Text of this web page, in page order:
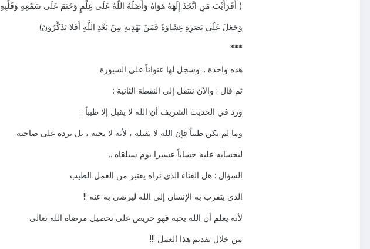
( أَفَرَأَيْتَ مَنِ اتَّخَذَ إِلَهَهُ هَوَاهُ وَأَضَلَّهُ اللَّهُ عَلَى عِلْمٍ وَخَتَمَ عَلَى سَمْعِهِ وَقَلْبِهِ
وَجَعَلَ عَلَى بَصَرِهِ غِشَاوَةً فَمَنْ يَهْدِيهِ مِنْ بَعْدِ اللَّهِ أَفَلا تَذَكَّرُونَ)
***
هذه واحدة .. وسجل لها عنواناً على السبورة
ثم قال : والآن ننتقل إلى النقطة الثانية :
ورد في الحديث الشريف أن الله لا يقبل إلا طيباً ..
وما لم يكن طيباً فإن الله لا يقبله ، لأنه لا يحبه ، بل يرده على صاحبه
ليحسابه عليه حساباً عسيرا يوم سيلقاه ..
السؤال : هل الغناء الذي نراه يعتبر من العمل الطيب
الذي يتقرب به الإنسان إلى الله ليرضى به عنه !!
لأنه يعلم أن الله يحبه فهو حريص على تحصيل مرضاة الله تعالى
من خلال تقديم هذا العمل !!!